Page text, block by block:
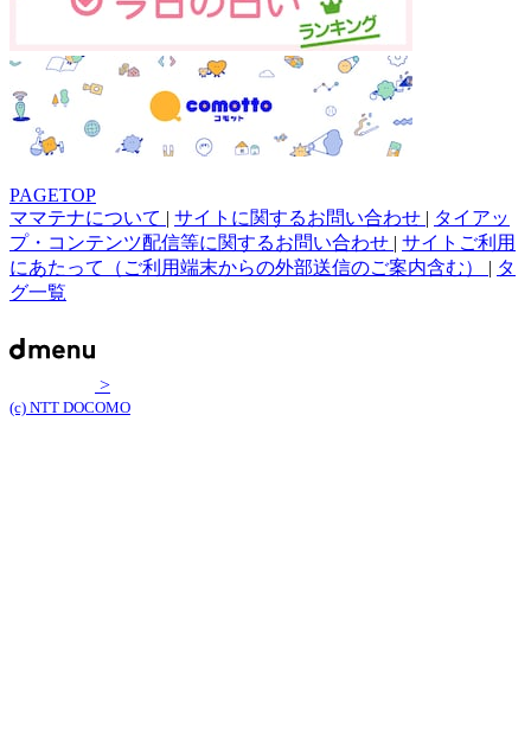
PAGETOP
ママテナについて | サイトに関するお問い合わせ | タイアッ
プ・コンテンツ配信等に関するお問い合わせ | サイトご利用
にあたって（ご利用端末からの外部送信のご案内含む） | タ
グ一覧
>
(c) NTT DOCOMO